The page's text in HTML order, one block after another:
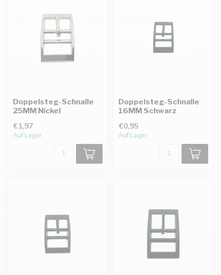
Doppelsteg-Schnalle
25MM Nickel
€1,97
Auf Lager
Doppelsteg-Schnalle
16MM Schwarz
€0,95
Auf Lager